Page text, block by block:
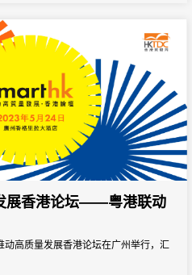
展香港论坛——粤港联动
高质量发展香港论坛在广州举行，汇
嘉宾，为与会者提供最新市场信息及